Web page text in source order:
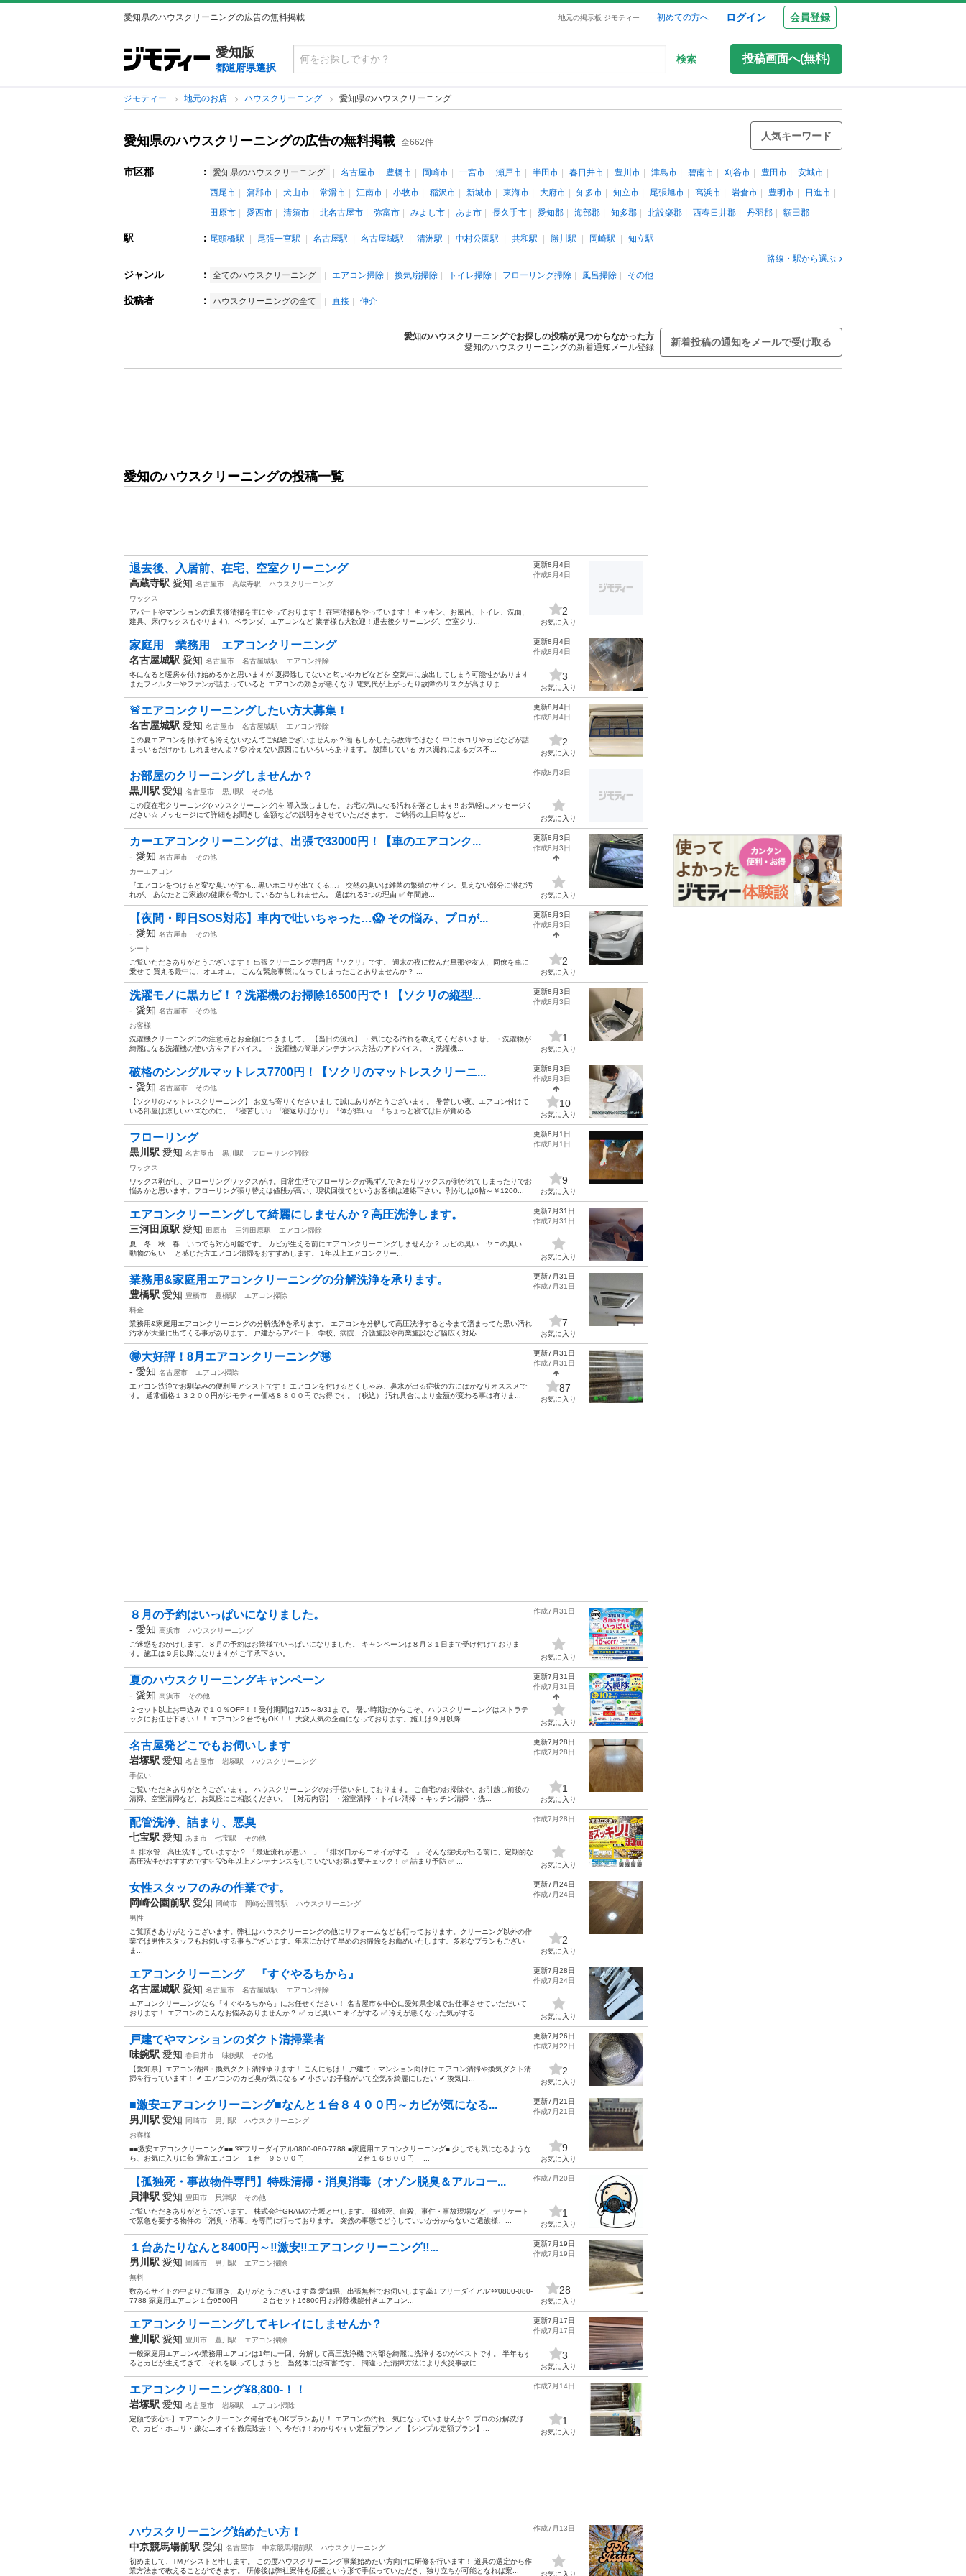
愛知県のハウスクリーニングの広告の無料掲載 地元の掲示板 ジモティー 初めての方へ ログイン 会員登録
愛知版
都道府県選択
検索 投稿画面へ(無料)
ジモティー 地元のお店 ハウスクリーニング 愛知県のハウスクリーニング
愛知県のハウスクリーニングの広告の無料掲載 全662件
人気キーワード
市区郡 ： 愛知県のハウスクリーニング 名古屋市 豊橋市 岡崎市 一宮市 瀬戸市 半田市 春日井市 豊川市 津島市 碧南市 刈谷市 豊田市
安城市
西尾市
蒲郡市 犬山市 常滑市 江南市 小牧市 稲沢市 新城市 東海市 大府市 知多市 知立市 尾張旭市 高浜市 岩倉市 豊明市
日進市
田原市
愛西市 清須市 北名古屋市 弥富市 みよし市 あま市 長久手市 愛知郡 海部郡 知多郡 北設楽郡 西春日井郡 丹羽郡 額田郡
駅 ： 尾頭橋駅 尾張一宮駅 名古屋駅 名古屋城駅 清洲駅 中村公園駅 共和駅 勝川駅 岡崎駅
知立駅
路線・駅から選ぶ
ジャンル ： 全てのハウスクリーニング エアコン掃除 換気扇掃除 トイレ掃除 フローリング掃除 風呂掃除 その他
投稿者 ： ハウスクリーニングの全て 直接 仲介
愛知のハウスクリーニングでお探しの投稿が見つからなかった方
愛知のハウスクリーニングの新着通知メール登録
新着投稿の通知をメールで受け取る
愛知のハウスクリーニングの投稿一覧
退去後、入居前、在宅、空室クリーニング
高蔵寺駅 愛知 名古屋市 高蔵寺駅
ハウスクリーニング
ワックス
アパートやマンションの退去後清掃を主にやっております！ 在宅清掃もやっています！ キッキン、お風呂、トイレ、洗面、
建具、床(ワックスもやります)、ベランダ、エアコンなど 業者様も大歓迎！退去後クリーニング、空室クリ...
更新8月4日
作成8月4日
2
お気に入り
家庭用 業務用 エアコンクリーニング
名古屋城駅 愛知 名古屋市 名古屋城駅
エアコン掃除
冬になると暖房を付け始めるかと思いますが 夏掃除してないと匂いやカビなどを 空気中に放出してしまう可能性があります
またフィルターやファンが詰まっていると エアコンの効きが悪くなり 電気代が上がったり故障のリスクが高まりま...
更新8月4日
作成8月4日
3
お気に入り
🚨エアコンクリーニングしたい方大募集！
名古屋城駅 愛知 名古屋市 名古屋城駅
エアコン掃除
この夏エアコンを付けても冷えないなんてご経験ございませんか？🤔 もしかしたら故障ではなく 中にホコリやカビなどが詰
まっいるだけかも しれませんよ？😜 冷えない原因にもいろいろあります。 故障している ガス漏れによるガス不...
更新8月4日
作成8月4日
2
お気に入り
お部屋のクリーニングしませんか？
黒川駅 愛知 名古屋市 黒川駅
その他
この度在宅クリーニング(ハウスクリーニング)を 導入致しました。 お宅の気になる汚れを落とします!! お気軽にメッセージく
ださい☆ メッセージにて詳細をお聞きし 金額などの説明をさせていただきます。 ご納得の上日時など...
作成8月3日
お気に入り
カーエアコンクリーニングは、出張で33000円！【車のエアコンク...
- 愛知 名古屋市
その他
カーエアコン
『エアコンをつけると変な臭いがする...黒いホコリが出てくる...』 突然の臭いは雑菌の繁殖のサイン。見えない部分に潜む汚
れが、 あなたとご家族の健康を脅かしているかもしれません。 選ばれる3つの理由 ✅ 年間施...
更新8月3日
作成8月3日
お気に入り
【夜間・即日SOS対応】車内で吐いちゃった…😱 その悩み、プロが...
- 愛知 名古屋市
その他
シート
ご覧いただきありがとうございます！ 出張クリーニング専門店『ソクリ』です。 週末の夜に飲んだ旦那や友人、同僚を車に
乗せて 買える最中に、オエオエ。 こんな緊急事態になってしまったことありませんか？ ...
更新8月3日
作成8月3日
2
お気に入り
洗濯モノに黒カビ！？洗濯機のお掃除16500円で！【ソクリの縦型...
- 愛知 名古屋市
その他
お客様
洗濯機クリーニングにの注意点とお金額につきまして。 【当日の流れ】 ・気になる汚れを教えてくださいませ。 ・洗濯物が
綺麗になる洗濯機の使い方をアドバイス。 ・洗濯機の簡単メンテナンス方法のアドバイス。 ・洗濯機...
更新8月3日
作成8月3日
1
お気に入り
破格のシングルマットレス7700円！【ソクリのマットレスクリーニ...
- 愛知 名古屋市
その他
【ソクリのマットレスクリーニング】 お立ち寄りくださいまして誠にありがとうございます。 暑苦しい夜、エアコン付けて
いる部屋は涼しいハズなのに、 『寝苦しい』『寝返りばかり』『体が痒い』 『ちょっと寝ては目が覚める...
更新8月3日
作成8月3日
10
お気に入り
フローリング
黒川駅 愛知 名古屋市 黒川駅
フローリング掃除
ワックス
ワックス剥がし、フローリングワックスがけ。日常生活でフローリングが黒ずんできたりワックスが剥がれてしまったりでお
悩みかと思います。フローリング張り替えは値段が高い、現状回復でというお客様は連絡下さい。剥がしは6帖～￥1200...
更新8月1日
作成8月1日
9
お気に入り
エアコンクリーニングして綺麗にしませんか？高圧洗浄します。
三河田原駅 愛知 田原市 三河田原駅
エアコン掃除
夏 冬 秋 春 いつでも対応可能です。 カビが生える前にエアコンクリーニングしませんか？ カビの臭い ヤニの臭い
動物の匂い と感じた方エアコン清掃をおすすめします。 1年以上エアコンクリー...
更新7月31日
作成7月31日
お気に入り
業務用&家庭用エアコンクリーニングの分解洗浄を承ります。
豊橋駅 愛知 豊橋市 豊橋駅
エアコン掃除
料金
業務用&家庭用エアコンクリーニングの分解洗浄を承ります。 エアコンを分解して高圧洗浄すると今まで溜まってた黒い汚れ
汚水が大量に出てくる事があります。 戸建からアパート、学校、病院、介護施設や商業施設など幅広く対応...
更新7月31日
作成7月31日
7
お気に入り
🉐大好評！8月エアコンクリーニング🉐
- 愛知 名古屋市
エアコン掃除
エアコン洗浄でお馴染みの便利屋アシストです！ エアコンを付けるとくしゃみ、鼻水が出る症状の方にはかなりオススメで
す。 通常価格１３２００円がジモティー価格８８００円でお得です。（税込） 汚れ具合により金額が変わる事は有りま...
更新7月31日
作成7月31日
87
お気に入り
８月の予約はいっぱいになりました。
- 愛知 高浜市
ハウスクリーニング
ご迷惑をおかけします。８月の予約はお陰様でいっぱいになりました。 キャンペーンは８月３１日まで受け付けておりま
す。施工は９月以降になりますが ご了承下さい。
作成7月31日
お気に入り
夏のハウスクリーニングキャンペーン
- 愛知 高浜市
その他
２セット以上お申込みで１０％OFF！！受付期間は7/15～8/31まで。 暑い時期だからこそ、ハウスクリーニングはストラテ
ックにお任せ下さい！！ エアコン２台でもOK！！ 大変人気の企画になっております。施工は９月以降...
更新7月31日
作成7月31日
お気に入り
名古屋発どこでもお伺いします
岩塚駅 愛知 名古屋市 岩塚駅
ハウスクリーニング
手伝い
ご覧いただきありがとうございます。 ハウスクリーニングのお手伝いをしております。 ご自宅のお掃除や、お引越し前後の
清掃、空室清掃など、お気軽にご相談ください。 【対応内容】 ・浴室清掃 ・トイレ清掃 ・キッチン清掃 ・洗...
更新7月28日
作成7月28日
1
お気に入り
配管洗浄、詰まり、悪臭
七宝駅 愛知 あま市 七宝駅
その他
🚿 排水管、高圧洗浄していますか？ 「最近流れが悪い…」 「排水口からニオイがする…」 そんな症状が出る前に、定期的な
高圧洗浄がおすすめです✨ 💡5年以上メンテナンスをしていないお家は要チェック！ ✅ 詰まり予防 ✅ ...
作成7月28日
お気に入り
女性スタッフのみの作業です。
岡崎公園前駅 愛知 岡崎市 岡崎公園前駅
ハウスクリーニング
男性
ご覧頂きありがとうございます。弊社はハウスクリーニングの他にリフォームなども行っております。クリーニング以外の作
業では男性スタッフもお伺いする事もございます。年末にかけて早めのお掃除をお薦めいたします。多彩なプランもござい
ま...
更新7月24日
作成7月24日
2
お気に入り
エアコンクリーニング 『すぐやるちから』
名古屋城駅 愛知 名古屋市 名古屋城駅
エアコン掃除
エアコンクリーニングなら「すぐやるちから」にお任せください！ 名古屋市を中心に愛知県全域でお仕事させていただいて
おります！ エアコンのこんなお悩みありませんか？ ✅ カビ臭いニオイがする ✅ 冷えが悪くなった気がする ...
更新7月28日
作成7月24日
お気に入り
戸建てやマンションのダクト清掃業者
味鋺駅 愛知 春日井市 味鋺駅
その他
【愛知県】エアコン清掃・換気ダクト清掃承ります！ こんにちは！ 戸建て・マンション向けに エアコン清掃や換気ダクト清
掃を行っています！ ✔ エアコンのカビ臭が気になる ✔ 小さいお子様がいて空気を綺麗にしたい ✔ 換気口...
更新7月26日
作成7月22日
2
お気に入り
■激安エアコンクリーニング■なんと１台８４００円～カビが気になる...
男川駅 愛知 岡崎市 男川駅
ハウスクリーニング
お客様
■■激安エアコンクリーニング■■ ➿フリーダイアル0800-080-7788 ■家庭用エアコンクリーニング■ 少しでも気になるような
ら、お気に入りに👍 通常エアコン １台 ９５００円 ２台１６８００円 ...
更新7月21日
作成7月21日
9
お気に入り
【孤独死・事故物件専門】特殊清掃・消臭消毒（オゾン脱臭＆アルコー...
貝津駅 愛知 豊田市 貝津駅
その他
ご覧いただきありがとうございます。 株式会社GRAMの寺坂と申します。 孤独死、自殺、事件・事故現場など、デリケート
で緊急を要する物件の「消臭・消毒」を専門に行っております。 突然の事態でどうしていいか分からないご遺族様、...
作成7月20日
1
お気に入り
１台あたりなんと8400円～‼️激安‼️エアコンクリーニング‼️...
男川駅 愛知 岡崎市 男川駅
エアコン掃除
無料
数あるサイトの中よりご覧頂き、ありがとうございます😄 愛知県、出張無料でお伺いします🙇⤵️ フリーダイアル➿0800-080-
7788 家庭用エアコン１台9500円 ２台セット16800円 お掃除機能付きエアコン...
更新7月19日
作成7月19日
28
お気に入り
エアコンクリーニングしてキレイにしませんか？
豊川駅 愛知 豊川市 豊川駅
エアコン掃除
一般家庭用エアコンや業務用エアコンは1年に一回、分解して高圧洗浄機で内部を綺麗に洗浄するのがベストです。 半年もす
るとカビが生えてきて、それを吸ってしまうと、当然体には有害です。 間違った清掃方法により火災事故に...
更新7月17日
作成7月17日
3
お気に入り
エアコンクリーニング¥8,800-！！
岩塚駅 愛知 名古屋市 岩塚駅
エアコン掃除
定額で安心✨】エアコンクリーニング何台でもOKプランあり！ エアコンの汚れ、気になっていませんか？ プロの分解洗浄
で、カビ・ホコリ・嫌なニオイを徹底除去！ ＼ 今だけ！わかりやすい定額プラン ／ 【シンプル定額プラン】...
作成7月14日
1
お気に入り
ハウスクリーニング始めたい方！
中京競馬場前駅 愛知 名古屋市 中京競馬場前駅
ハウスクリーニング
初めまして、TMアシストと申します。 この度ハウスクリーニング事業始めたい方向けに研修を行います！ 道具の選定から作
業方法まで教えることができます。 研修後は弊社案件を応援という形で手伝っていただき、独り立ちが可能となれば案...
作成7月13日
お気に入り